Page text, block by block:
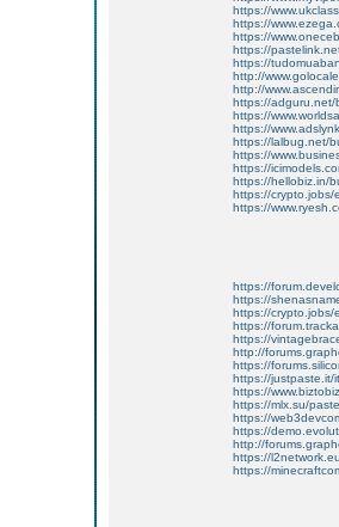
https://
https://
https://
https://
https://
http://
http://
https://adguru.net/
https://
https://
https://lalbug.net/
https://
https://
https://hellobiz.in/
https://crypto.jobs/
https://
https://
https://
https://crypto.jobs/
https://
https://
http://
https://
https://justpaste.it/
https://
https://mlx.su/
https://
https://
http://
https://
https://